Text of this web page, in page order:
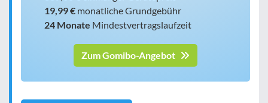
19,99 € monatliche Grundgebühr
24 Monate Mindestvertragslaufzeit
Zum Gomibo-Angebot